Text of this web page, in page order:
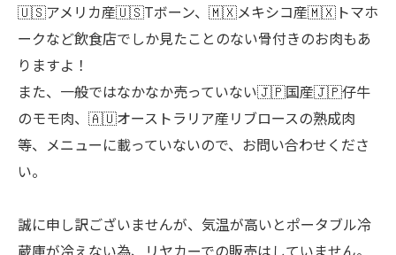
🇺🇸アメリカ産🇺🇸Tボーン、🇲🇽メキシコ産🇲🇽トマホ
ークなど飲食店でしか見たことのない骨付きのお肉もあ
りますよ！
また、一般ではなかなか売っていない🇯🇵国産🇯🇵仔牛
のモモ肉、🇦🇺オーストラリア産リブロースの熟成肉
等、メニューに載っていないので、お問い合わせくださ
い。
誠に申し訳ございませんが、気温が高いとポータブル冷
蔵庫が冷えない為、リヤカーでの販売はしていません。